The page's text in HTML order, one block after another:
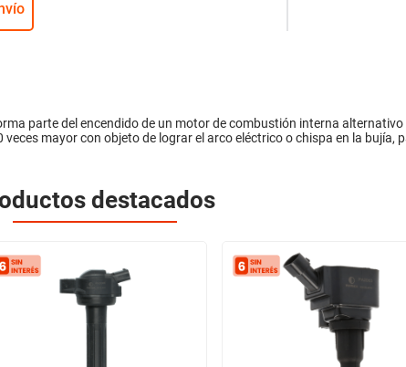
parte del encendido de un motor de combustión interna
mayor con objeto de lograr el arco eléctrico o chispa en la bujía,
destacados